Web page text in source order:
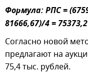
Формула: РПС =
81666,67)/4 =
Согласно новой
предлагают на
75,4 тыс. рублей.